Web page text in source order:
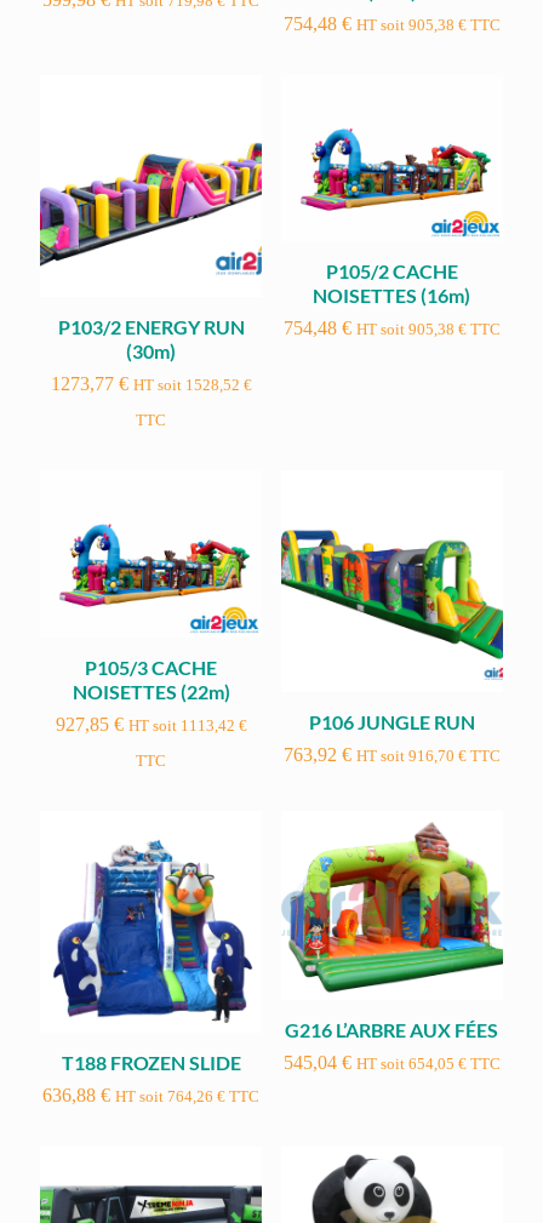
754,48 € HT soit 905,38 €TTC
P103/2 ENERGY RUN
(30m)
1273,77 € HT soit 1528,52 €
TTC
P105/2 CACHE
NOISETTES (16m)
754,48 € HT soit 905,38 €TTC
P105/3 CACHE
NOISETTES (22m)
927,85 € HT soit 1113,42 €
TTC
P106 JUNGLE RUN
763,92 € HT soit 916,70 €TTC
T188 FROZEN SLIDE
636,88€ HT soit764,26€ TTC
G216 L’ARBRE AUX FÉES
545,04 € HT soit 654,05 €TTC